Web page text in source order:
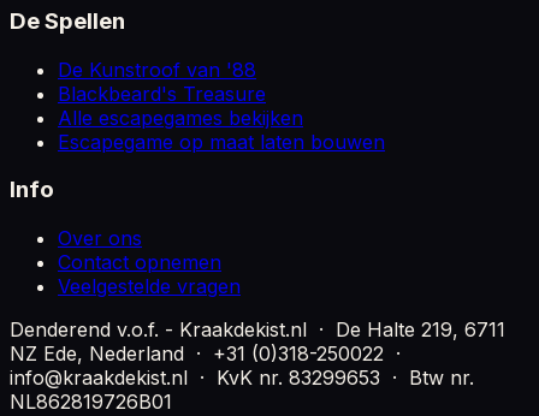
De Spellen
De Kunstroof van '88
Blackbeard's Treasure
Alle escapegames bekijken
Escapegame op maat laten bouwen
Info
Over ons
Contact opnemen
Veelgestelde vragen
Denderend v.o.f. - Kraakdekist.nl · De Halte 219, 6711
NZ Ede, Nederland · +31 (0)318-250022 ·
info@kraakdekist.nl · KvK nr. 83299653 · Btw nr.
NL862819726B01